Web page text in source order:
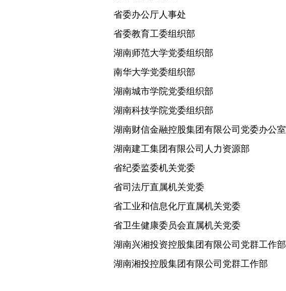
省委办公厅人事处
省委教育工委组织部
湖南师范大学党委组织部
南华大学党委组织部
湖南城市学院党委组织部
湖南科技学院党委组织部
湖南财信金融控股集团有限公司党委办公室
湖南建工集团有限公司人力资源部
省纪委监委机关党委
省司法厅直属机关党委
省工业和信息化厅直属机关党委
省卫生健康委员会直属机关党委
湖南兴湘投资控股集团有限公司党群工作部
湖南湘投控股集团有限公司党群工作部